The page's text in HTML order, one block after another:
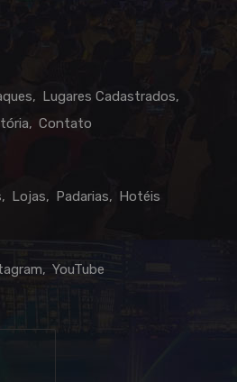
Lugares Cadastrados
Contato
Lojas Padarias Hotéis
YouTube